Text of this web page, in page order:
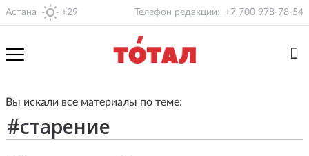
Астана +29 Телефон редакции: +7 700 978-78-54
Вы искали все материалы по теме: